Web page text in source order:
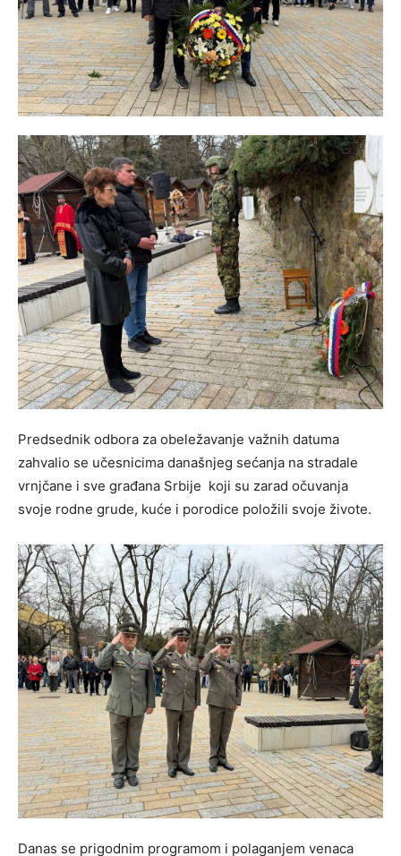
Predsednik odbora za obeležavanje važnih datuma
zahvalio se učesnicima današnjeg sećanja na stradale
vrnjčane i sve građana Srbije koji su zarad očuvanja
svoje rodne grude, kuće i porodice položili svoje živote.
Danas se prigodnim programom i polaganjem venaca